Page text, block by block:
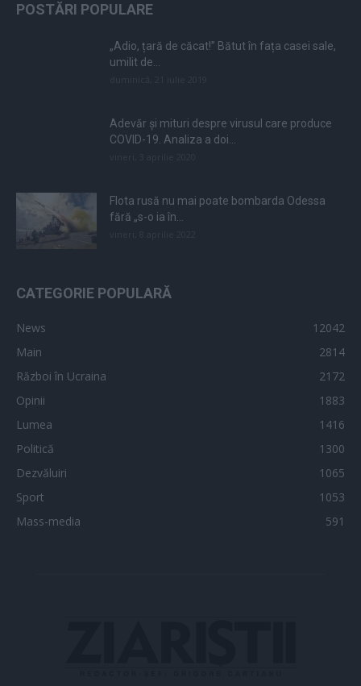
POSTĂRI POPULARE
„Adio, țară de căcat!” Bătut în fața casei sale,
umilit de...
Adevăr și mituri despre virusul care produce
COVID-19. Analiza a doi...
Flota rusă nu mai poate bombarda Odessa
fără „s-o ia în...
CATEGORIE POPULARĂ
News
12042
Main
2814
Război în Ucraina
2172
Opinii
1883
Lumea
1416
Politică
1300
Dezvăluiri
1065
Sport
1053
Mass-media
591